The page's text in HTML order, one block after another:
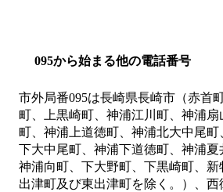
095から始まる他の電話番号
市外局番095は長崎県長崎市（赤首
町、上黒崎町、神浦江川町、神浦
町、神浦上道徳町、神浦北大中尾
下大中尾町、神浦下道徳町、神浦夏
神浦向町、下大野町、下黒崎町、
出津町及び東出津町を除く。）、西